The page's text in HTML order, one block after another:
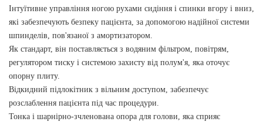
Інтуїтивне управління ногою рухами сидіння і спинки вгору і вниз,
які забезпечують безпеку пацієнта, за допомогою надійної системи
шпинделів, пов'язаної з амортизатором.
Як стандарт, він поставляється з водяним фільтром, повітрям,
регулятором тиску і системою захисту від полум'я, яка оточує
опорну плиту.
Відкидний підлокітник з вільним доступом, забезпечує
розслаблення пацієнта під час процедури.
Тонка і шарнірно-зчленована опора для голови, яка сприяє